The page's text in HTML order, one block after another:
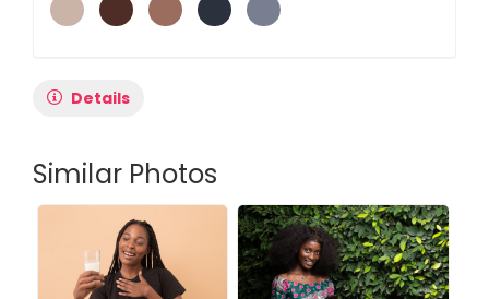
Details
Similar Photos